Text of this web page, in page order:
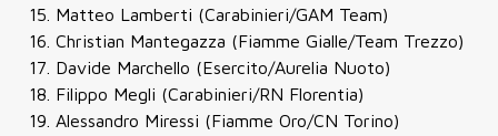
Matteo Lamberti (Carabinieri/GAM Team)
Christian Mantegazza (Fiamme Gialle/Team Trezzo)
Davide Marchello (Esercito/Aurelia Nuoto)
Filippo Megli (Carabinieri/RN Florentia)
Alessandro Miressi (Fiamme Oro/CN Torino)